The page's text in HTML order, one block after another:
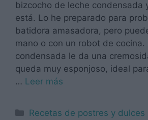
bizcocho de leche condensada
está. Lo he preparado para
batidora amasadora, pero
mano o con un robot de cocina.
condensada le da una
queda muy esponjoso, ideal
… Leer más
Categorías
Recetas de postres y dulces